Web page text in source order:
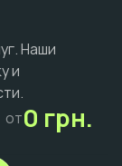
Наши
и
от0 грн.